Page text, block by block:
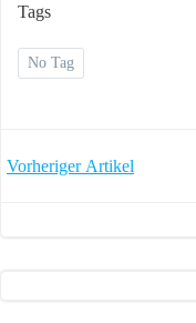
Tags
No Tag
POST
Vorheriger Artikel